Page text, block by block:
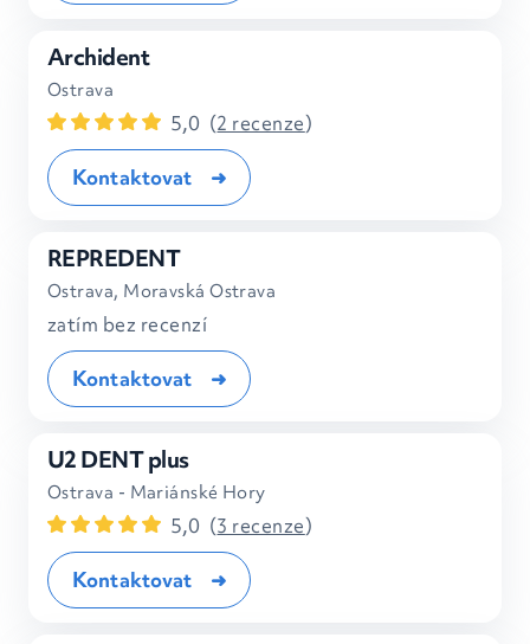
Archident
Ostrava
5,0 (2 recenze)
Kontaktovat
REPREDENT
Ostrava, Moravská Ostrava
zatím bez recenzí
Kontaktovat
U2 DENT plus
Ostrava - Mariánské Hory
5,0 (3 recenze)
Kontaktovat